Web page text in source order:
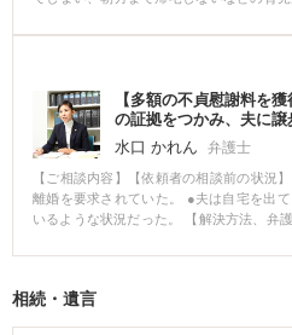
張に出ると、子どもに口止めをして、飲
このため、依頼者は子どもを連れて実家
これに対して、妻は夫による子どもの一
監護者指定・引渡し審判等の申立てがな
護士に相談をご依頼された。 【当事務所
母双方に親和しており、母親との別居に
ため、子どもの生活の負担や精神的な負
福祉を充実させることが監護権の判断
し、子の生活・就学環境を整備するとと
対応するように依頼者にアドバイスを行
活状況が安定していること、面会交流に
られていることなどが認められ、夫側で
【多額の不貞慰謝料を
の証拠をつかみ、夫に譲
水口 かれん
弁護士
【ご相談内容】【依頼者の相談前の状況
離婚を要求されていた。 ●夫は自宅を出
いるような状況だった。 【解決方法、弁
結果、夫の帰宅先を突き止め、夫が女性
あと数年間は離婚できない」と説明して
相続・遺言